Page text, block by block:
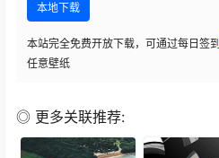
本地下载
本站完全免费开放下载，可通过每日签到
任意壁纸
◎ 更多关联推荐: